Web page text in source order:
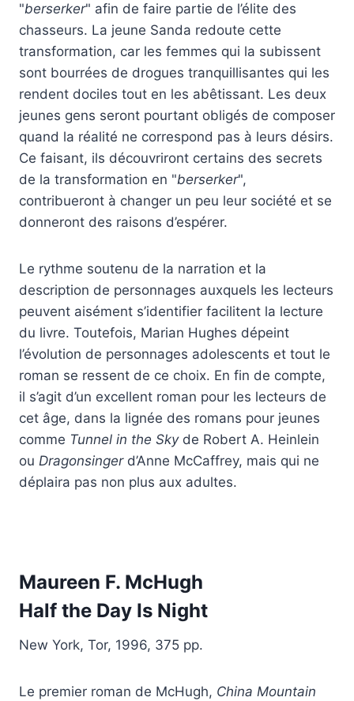
"berserker" afin de faire partie de l’élite des
chasseurs. La jeune Sanda redoute cette
transformation, car les femmes qui la subissent
sont bourrées de drogues tranquillisantes qui les
rendent dociles tout en les abêtissant. Les deux
jeunes gens seront pourtant obligés de composer
quand la réalité ne correspond pas à leurs désirs.
Ce faisant, ils découvriront certains des secrets
de la transformation en "berserker",
contribueront à changer un peu leur société et se
donneront des raisons d’espérer.
Le rythme soutenu de la narration et la
description de personnages auxquels les lecteurs
peuvent aisément s’identifier facilitent la lecture
du livre. Toutefois, Marian Hughes dépeint
l’évolution de personnages adolescents et tout le
roman se ressent de ce choix. En fin de compte,
il s’agit d’un excellent roman pour les lecteurs de
cet âge, dans la lignée des romans pour jeunes
comme Tunnel in the Skyde Robert A. Heinlein
ou Dragonsingerd’Anne McCaffrey, mais qui ne
déplaira pas non plus aux adultes.
Maureen F. McHugh
Half the Day Is Night
New York, Tor, 1996, 375 pp.
Le premier roman de McHugh, China Mountain